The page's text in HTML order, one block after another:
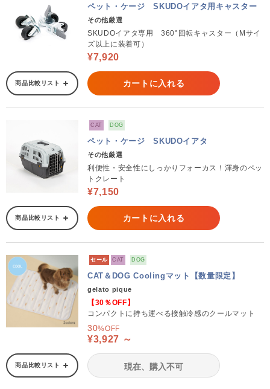
ペット・ケージ SKUDOイアタ用キャスター
その他厳選
SKUDOイアタ専用 360°回転キャスター（Mサイ
ズ以上に装着可）
¥7,920
商品比較リスト カートに入れる
CAT DOG
ペット・ケージ SKUDOイアタ
その他厳選
利便性・安全性にしっかりフォーカス！渾身のペッ
トクレート
¥7,150
商品比較リスト カートに入れる
セール CAT DOG
CAT＆DOG Coolingマット【数量限定】
gelato pique
【30％OFF】
コンパクトに持ち運べる接触冷感のクールマット
30%OFF
¥3,927 ～
商品比較リスト 現在、購入不可